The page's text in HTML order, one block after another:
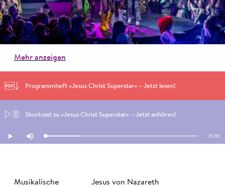
Mehr anzeigen
Programmheft »Jesus Christ Superstar« – Jetzt lesen!
Shortcast zu »Jesus Christ Superstar« – Jetzt anhören!
Play Mute Loaded:
23.16%
-5:00
Musikalische
Jesus von Nazareth